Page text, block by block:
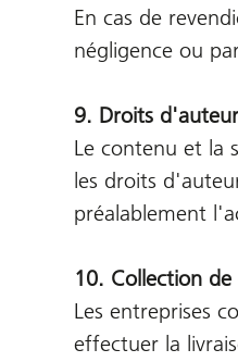
En cas de
négligence ou
9. Droits
Le contenu et la
les droits
préalablement
10. Collection de
Les entreprises
effectuer la